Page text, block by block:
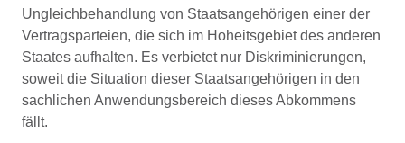
Ungleichbehandlung von Staatsangehörigen einer der
Vertragsparteien, die sich im Hoheitsgebiet des anderen
Staates aufhalten. Es verbietet nur Diskriminierungen,
soweit die Situation dieser Staatsangehörigen in den
sachlichen Anwendungsbereich dieses Abkommens
fällt.